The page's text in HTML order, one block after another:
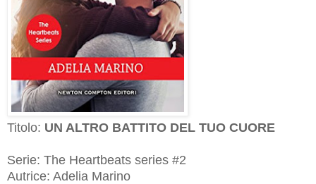
Titolo: UN ALTRO BATTITO DEL TUO CUORE
Serie: The Heartbeats series #2
Autrice: Adelia Marino